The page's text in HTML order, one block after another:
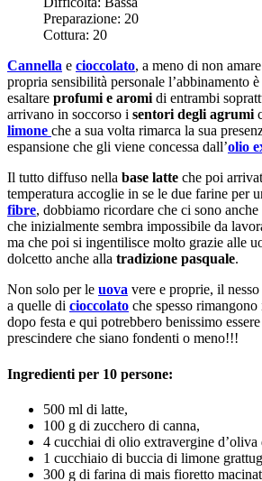
Preparazione: 20
Cottura: 20
Cannella e cioccolato, a meno di non
propria sensibilità personale l’abbinamento
esaltare profumi e aromidi entrambi
arrivano in soccorso i sentori degli agrumi
limone che a sua volta rimarca la sua
espansione che gli viene concessa dall’olio
Il tutto diffuso nella base latte che poi
temperatura accoglie in se le due farine per
fibre, dobbiamo ricordare che ci sono
che inizialmente sembra impossibile da
ma che poi si ingentilisce molto grazie alle
dolcetto anche alla tradizione pasquale.
Non solo per le uova vere e proprie, il
a quelle di cioccolato che spesso
dopo festa e qui potrebbero benissimo
prescindere che siano fondenti o meno!!!
Ingredienti per 10 persone:
500 ml di latte,
100 g di zucchero di canna,
4 cucchiai di olio extravergine d’oliva
1 cucchiaio di buccia di limone
300 g di farina di mais fioretto